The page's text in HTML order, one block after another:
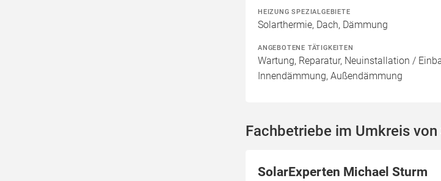
HEIZUNG SPEZIALGEBIETE
Solarthermie, Dach, Dämmung
ANGEBOTENE TÄTIGKEITEN
Wartung, Reparatur, Neuinstallation /
Innendämmung, Außendämmung
Fachbetriebe im Umkreis
SolarExperten Michael Sturm